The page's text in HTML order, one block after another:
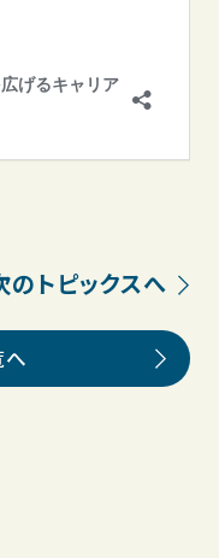
のトピックスへ
へ